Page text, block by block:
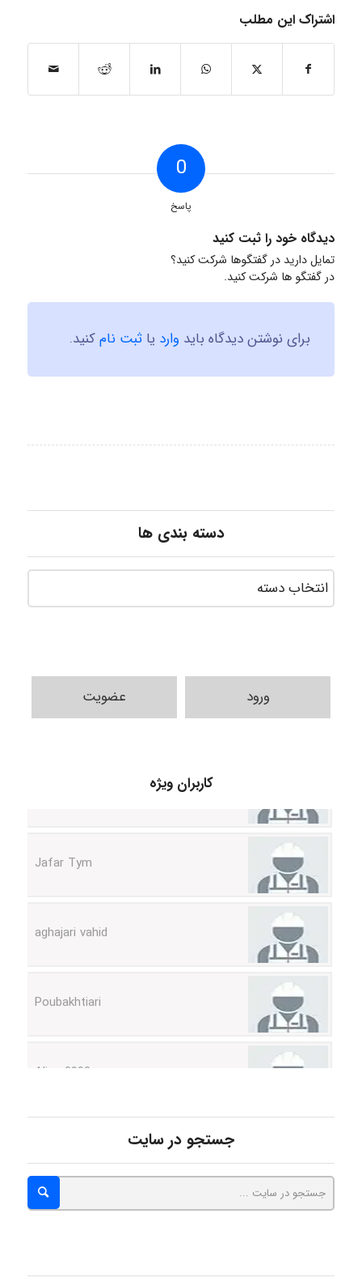
اشتراک این مطلب
0
پاسخ
دیدگاه خود را ثبت کنید
تمایل دارید در گفتگوها شرکت کنید؟
در گفتگو ها شرکت کنید.
برای نوشتن دیدگاه باید وارد یا ثبت نامکنید.
دسته بندی ها
ورود عضویت
کاربران ویژه
Kati
جستجو در سایت